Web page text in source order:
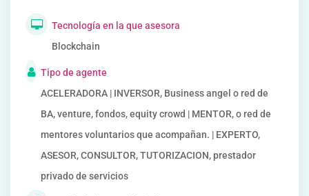
Tecnología en la que asesora
Blockchain
Tipo de agente
ACELERADORA | INVERSOR, Business angel o red de
BA, venture, fondos, equity crowd | MENTOR, o red de
mentores voluntarios que acompañan. | EXPERTO,
ASESOR, CONSULTOR, TUTORIZACION, prestador
privado de servicios